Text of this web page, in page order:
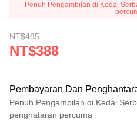
Penuh Pengambilan di Kedai
NT$485
NT$388
Pembayaran Dan
Penuh Pengambilan di Kedai
penghataran percuma